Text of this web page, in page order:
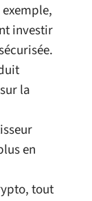
investir
la
en
tout